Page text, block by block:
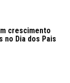
crescimento
no Dia dos Pais